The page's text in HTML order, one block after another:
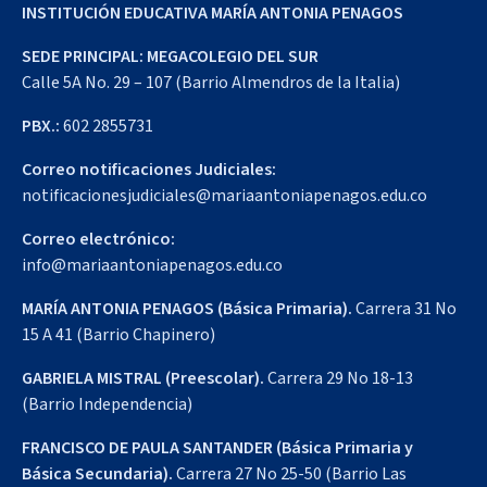
INSTITUCIÓN EDUCATIVA MARÍA ANTONIA PENAGOS
SEDE PRINCIPAL: MEGACOLEGIO DEL SUR
Calle 5A No. 29 – 107 (Barrio Almendros de la Italia)
PBX.:602 2855731
Correo notificaciones Judiciales:
notificacionesjudiciales@mariaantoniapenagos.edu.co
Correo electrónico:
info@mariaantoniapenagos.edu.co
MARÍA ANTONIA PENAGOS (Básica Primaria).Carrera 31 No
15 A 41 (Barrio Chapinero)
GABRIELA MISTRAL (Preescolar).Carrera 29 No 18-13
(Barrio Independencia)
FRANCISCO DE PAULA SANTANDER (Básica Primaria y
Básica Secundaria).Carrera 27 No 25-50 (Barrio Las